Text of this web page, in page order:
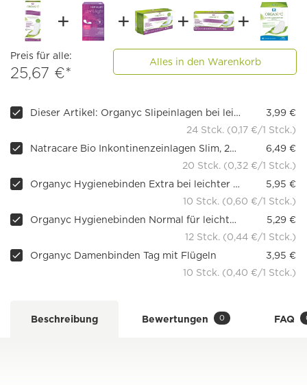
Preis für alle:
25,67 €*
Alles in den Warenkorb
Dieser Artikel: Organyc Slipeinlagen bei leichter Blasenschwäche
3,99 €
24 Stck. (0,17 €/1 Stck.)
Natracare Bio Inkontinenzeinlagen Slim, 20 Stueck
6,49 €
20 Stck. (0,32 €/1 Stck.)
Organyc Hygienebinden Extra bei leichter Blasenschwäche
5,95 €
10 Stck. (0,60 €/1 Stck.)
Organyc Hygienebinden Normal für leichte Inkontinenz
5,29 €
12 Stck. (0,44 €/1 Stck.)
Organyc Damenbinden Tag mit Flügeln
3,95 €
10 Stck. (0,40 €/1 Stck.)
Beschreibung Bewertungen 0 FAQ